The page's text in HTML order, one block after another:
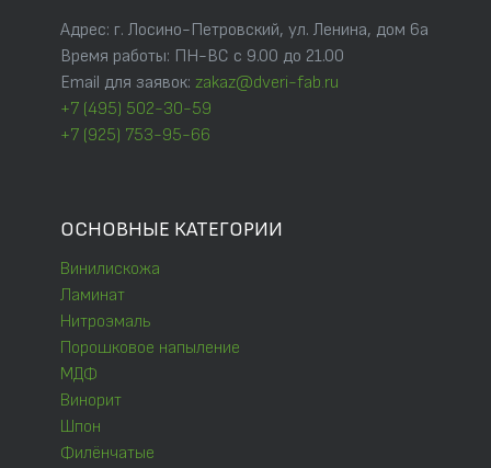
Адрес: г. Лосино-Петровский, ул. Ленина, дом 6а
Время работы: ПН-ВС с 9.00 до 21.00
Email для заявок: zakaz@dveri-fab.ru
+7 (495) 502-30-59
+7 (925) 753-95-66
ОСНОВНЫЕ КАТЕГОРИИ
Винилискожа
Ламинат
Нитроэмаль
Порошковое напыление
МДФ
Винорит
Шпон
Филёнчатые